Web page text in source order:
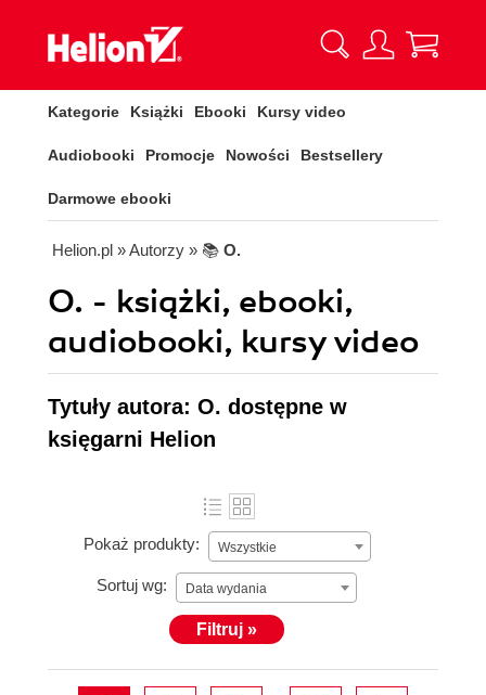
Kategorie Książki Ebooki Kursy video
Audiobooki Promocje Nowości Bestsellery
Darmowe ebooki
Helion.pl » Autorzy » 📚 O.
O. - książki, ebooki,
audiobooki, kursy video
Tytuły autora: O. dostępne w
księgarni Helion
Pokaż produkty: Wszystkie
Sortuj wg: Data wydania
Filtruj »